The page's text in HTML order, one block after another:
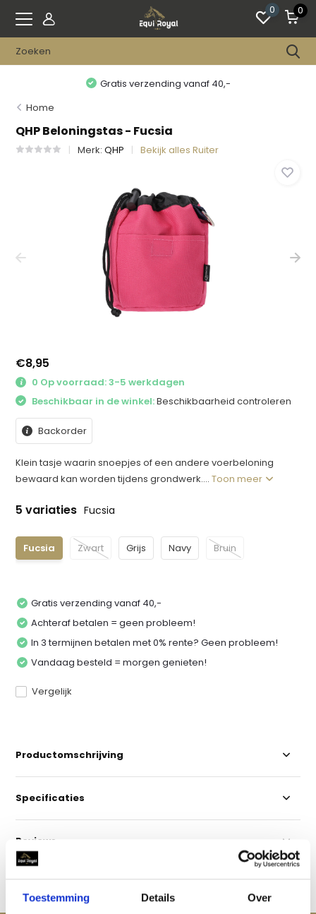
Toestemming Details Over
0 0
Gratis verzending vanaf 40,-
Home
QHP Beloningstas - Fucsia
Merk:QHP Bekijk alles Ruiter
€8,95
0 Op voorraad: 3-5 werkdagen
Beschikbaar in de winkel:Beschikbaarheid controleren
Backorder
Klein tasje waarin snoepjes of een andere voerbeloning
bewaard kan worden tijdens grondwerk....Toon meer
5 variaties Fucsia
Fucsia Zwart Grijs Navy Bruin
Gratis verzending vanaf 40,-
Achteraf betalen = geen probleem!
In 3 termijnen betalen met 0% rente? Geen probleem!
Vandaag besteld = morgen genieten!
Vergelijk
Productomschrijving
Specificaties
Reviews
Delen